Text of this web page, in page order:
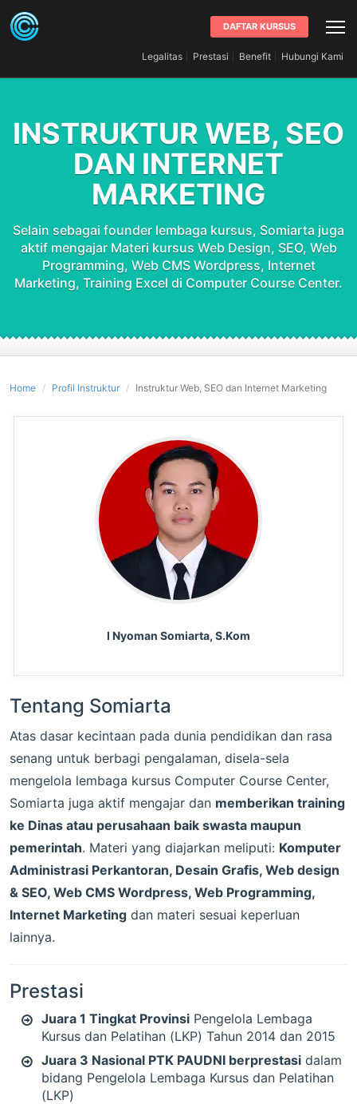
DAFTAR KURSUS
Legalitas Prestasi Benefit Hubungi Kami
INSTRUKTUR WEB, SEO
DAN INTERNET
MARKETING
Selain sebagai founder lembaga kursus, Somiarta juga
aktif mengajar Materi kursus Web Design, SEO, Web
Programming, Web CMS Wordpress, Internet
Marketing, Training Excel di Computer Course Center.
Home Profil Instruktur Instruktur Web, SEO dan Internet Marketing
I Nyoman Somiarta, S.Kom
Tentang Somiarta
Atas dasar kecintaan pada dunia pendidikan dan rasa
senang untuk berbagi pengalaman, disela-sela
mengelola lembaga kursus Computer Course Center,
Somiarta juga aktif mengajar dan memberikan training
ke Dinas atau perusahaan baik swasta maupun
pemerintah. Materi yang diajarkan meliputi: Komputer
Administrasi Perkantoran, Desain Grafis, Web design
& SEO, Web CMS Wordpress, Web Programming,
Internet Marketing dan materi sesuai keperluan
lainnya.
Prestasi
Juara 1 Tingkat Provinsi Pengelola Lembaga
Kursus dan Pelatihan (LKP) Tahun 2014 dan 2015
Juara 3 Nasional PTK PAUDNI berprestasi dalam
bidang Pengelola Lembaga Kursus dan Pelatihan
(LKP)